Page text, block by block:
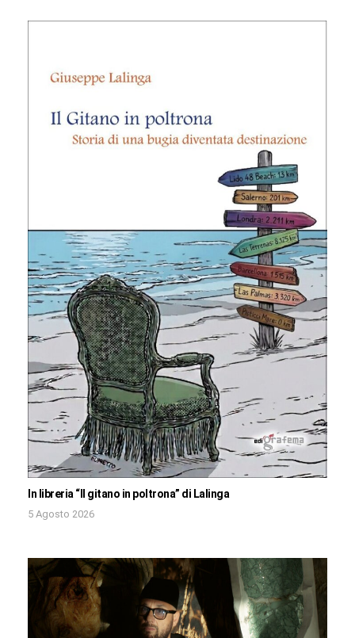
In libreria “Il gitano in poltrona” di Lalinga
5 Agosto 2026